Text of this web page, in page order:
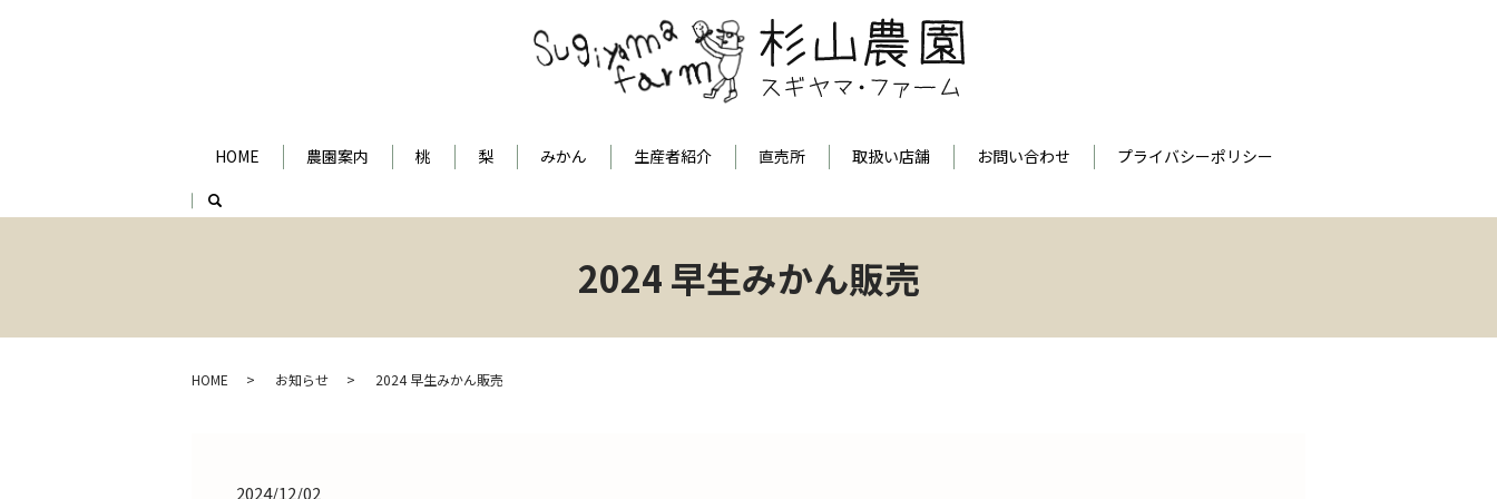
HOME 農園案内 桃 梨 みかん 生産者紹介 直売所 取扱い店舗 お問い合わせ プライバシーポリシー
search
2024 早生みかん販売
HOME お知らせ 2024 早生みかん販売
2024/12/02